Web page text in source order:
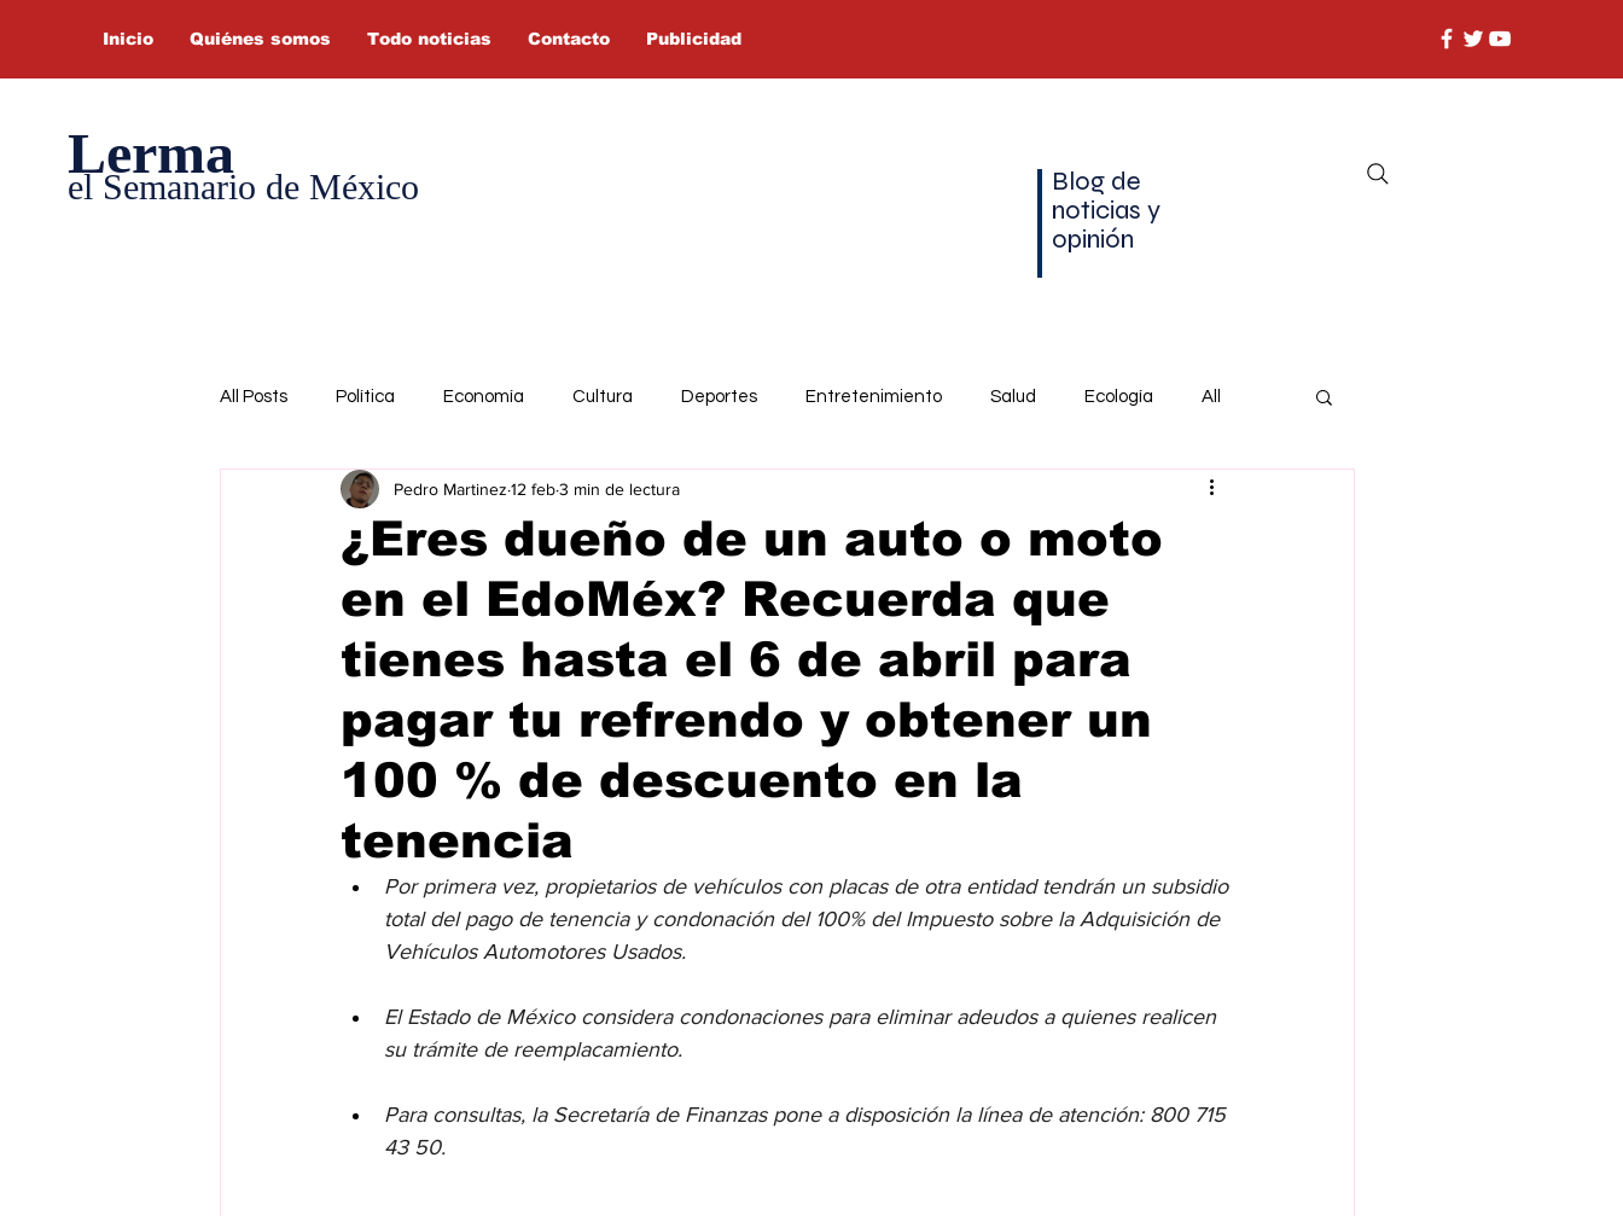
Inicio Quiénes somos Todo noticias Contacto Publicidad
Lerma
el Semanario de México
Blog de
noticias y
opinión
All Posts Política Economía Cultura Deportes Entretenimiento Salud Ecología All
¿Eres dueño de un auto o moto
en el EdoMéx? Recuerda que
tienes hasta el 6 de abril para
pagar tu refrendo y obtener un
100 % de descuento en la
tenencia
Pedro Martinez 12 feb3 min de lectura
Por primera vez, propietarios de vehículos con placas de otra entidad tendrán un subsidio
total del pago de tenencia y condonación del 100% del Impuesto sobre la Adquisición de
Vehículos Automotores Usados.
El Estado de México considera condonaciones para eliminar adeudos a quienes realicen
su trámite de reemplacamiento.
Para consultas, la Secretaría de Finanzas pone a disposición la línea de atención: 800 715
43 50.